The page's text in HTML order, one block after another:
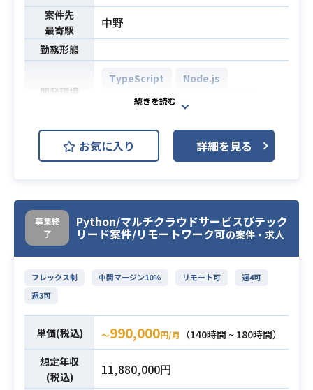
案件先
最寄駅
中野
勤務形態
開発環境
TypeScript
Node.js
AWS (Amazon Web Services)
業務内容
【業務内容】
・バックエンド設計・開発・保守・
・新機能のプロトタイピング
・既存機能のリファクタリング
・テストコード作成
・チームマネジメント
ョアチームへのタスク割り振りと品
質管理
・コードレビュー
【業務詳細】
お気に入り 詳細を見る
募集終
了
Python/マルチクラウドサービスびテック
リード案件/リモートワーク可の案件・求人
フレックス制 中間マージン10% リモート可
週4可
週3可
単価(税込) 〜990,000円/月
（140時間 ~ 180時間）
想定年収
(税込)
11,880,000円